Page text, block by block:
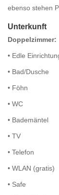
ebenso stehen
Unterkunft
Doppelzimmer:
• Edle
• Bad/Dusche
• Föhn
• WC
• Bademäntel
• TV
• Telefon
• WLAN (gratis)
• Safe